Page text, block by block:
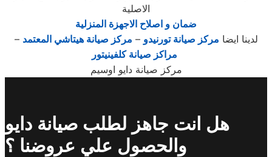
الاصلية
ضمان و اصلاح الاجهزة المنزلية
لدينا ايضا مركز صيانة تورنيدو – مركز صيانة هيتاشي المعتمد –
مراكز صيانة كلفينيتور
مركز صيانة دايو اوسيم
هل انت جاهز لطلب صيانة دايو
والحصول علي عروضنا ؟